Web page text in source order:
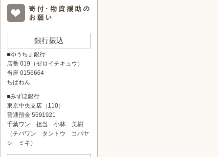
銀行振込
■ゆうちょ銀行
店番 019（ゼロイチキュウ）
当座 0156664
ちばわん
■みずほ銀行
東京中央支店（110）
普通預金 5591921
千葉ワン 担当 小林 美樹
（チバワン タントウ コバヤ
シ ミキ）